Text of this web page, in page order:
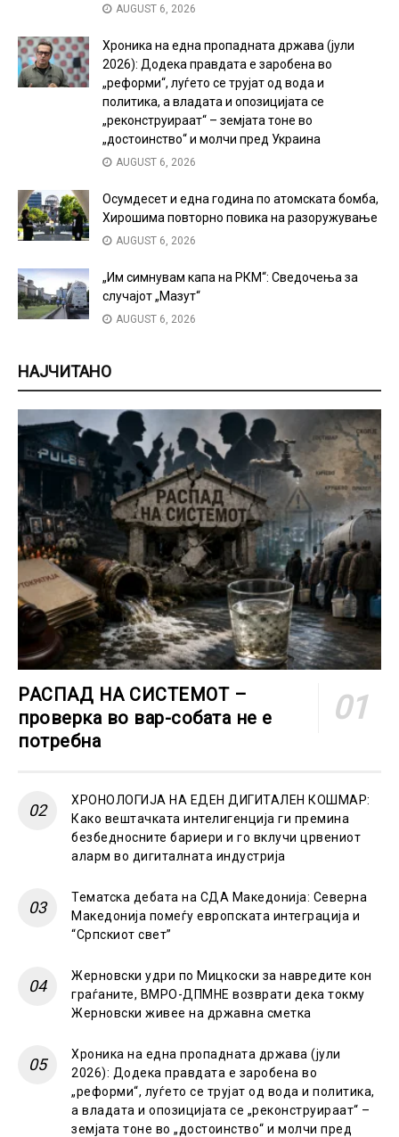
AUGUST 6, 2026
Хроника на една пропадната држава (јули
2026): Додека правдата е заробена во
„реформи“, луѓето се трујат од вода и
политика, а владата и опозицијата се
„реконструираат“ – земјата тоне во
„достоинство“ и молчи пред Украина
AUGUST 6, 2026
Осумдесет и една година по атомската бомба,
Хирошима повторно повика на разоружување
AUGUST 6, 2026
„Им симнувам капа на РКМ“: Сведочења за
случајот „Мазут“
AUGUST 6, 2026
НАЈЧИТАНО
РАСПАД НА СИСТЕМОТ –
проверка во вар-собата не е
потребна
ХРОНОЛОГИЈА НА ЕДЕН ДИГИТАЛЕН КОШМАР:
Како вештачката интелигенција ги премина
безбедносните бариери и го вклучи црвениот
аларм во дигиталната индустрија
Тематска дебата на СДА Македонија: Северна
Македонија помеѓу европската интеграција и
“Српскиот свет”
Жерновски удри по Мицкоски за навредите кон
граѓаните, ВМРО-ДПМНЕ возврати дека токму
Жерновски живее на државна сметка
Хроника на една пропадната држава (јули
2026): Додека правдата е заробена во
„реформи“, луѓето се трујат од вода и политика,
а владата и опозицијата се „реконструираат“ –
земјата тоне во „достоинство“ и молчи пред